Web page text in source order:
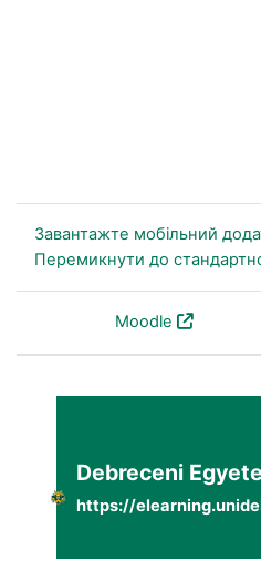
Завантажте мобільний
Перемикнути до
Moodle
Debreceni
https://